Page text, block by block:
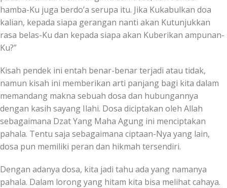
hamba-Ku juga berdo’a serupa itu. Jika Kukabulkan doa
kalian, kepada siapa gerangan nanti akan Kutunjukkan
rasa belas-Ku dan kepada siapa akan Kuberikan ampunan-
Ku?”
Kisah pendek ini entah benar-benar terjadi atau tidak,
namun kisah ini memberikan arti panjang bagi kita dalam
memandang makna sebuah dosa dan hubungannya
dengan kasih sayang Ilahi. Dosa diciptakan oleh Allah
sebagaimana Dzat Yang Maha Agung ini menciptakan
pahala. Tentu saja sebagaimana ciptaan-Nya yang lain,
dosa pun memiliki peran dan hikmah tersendiri.
Dengan adanya dosa, kita jadi tahu ada yang namanya
pahala. Dalam lorong yang hitam kita bisa melihat cahaya.